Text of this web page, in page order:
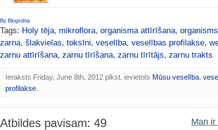
By Blogsdna
Tags: Holy tēja, mikroflora, organisma attīrīšana, organisms
zarna, šlakvielas, toksīni, veselība, veselības profilakse,
zarnu attīrīšana, zarnu tīrīšana, zarnu tīrītājs, zarnu trakts
Ieraksts Friday, June 8th, 2012 plkst. ievietots Mūsu veselība,
profilakse.
Atbildes pavisam: 49 Man ir